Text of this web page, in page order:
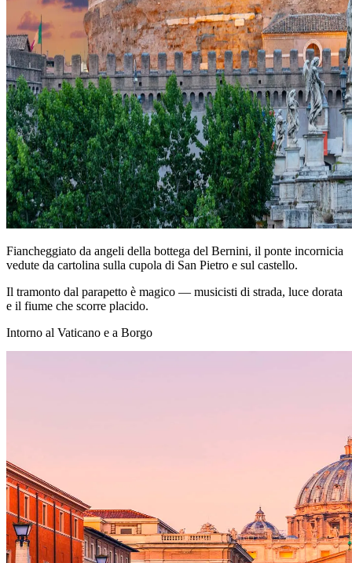
Fiancheggiato da angeli della bottega del Bernini, il ponte incornicia
vedute da cartolina sulla cupola di San Pietro e sul castello.
Il tramonto dal parapetto è magico — musicisti di strada, luce dorata
e il fiume che scorre placido.
Intorno al Vaticano e a Borgo